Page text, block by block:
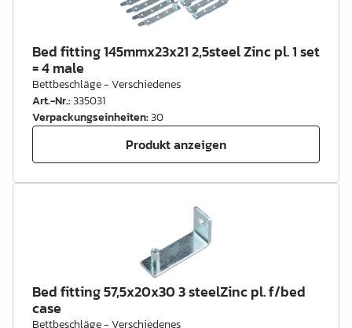
Bed fitting 145mmx23x21 2,5steel Zinc pl. 1 set
= 4 male
Bettbeschläge - Verschiedenes
Art.-Nr.:335031
Verpackungseinheiten:30
Produkt anzeigen
Bed fitting 57,5x20x30 3 steelZinc pl. f/bed
case
Bettbeschläge - Verschiedenes